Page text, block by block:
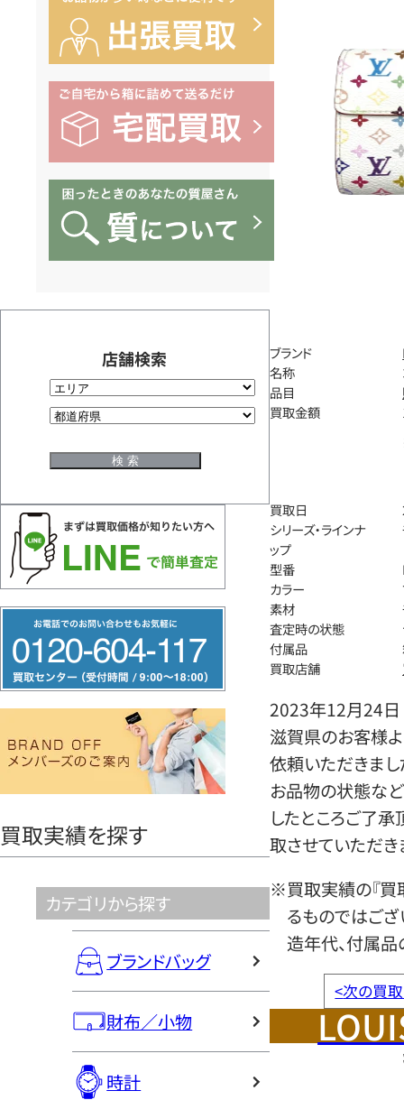
店舗検索
リ
ー
ヤ
買取実績を探す
カテゴリから探す
ブランドバッグ
財布／小物
時計
ブランド
名称
品目
買取金額
買取日
シリーズ・ラインナ
ップ
型番
カラー
素材
査定時の状態
付属品
買取店舗
2023年12月24日
滋賀県のお客様よ
依頼いただきまし
お品物の状態など
したところご了
取させていただき
※買取実績の『買
るものではござ
造年代、付属品
<次の買